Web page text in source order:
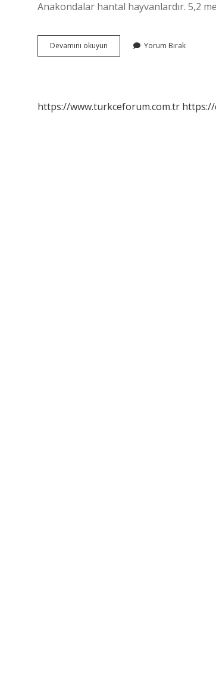
Anakondalar hantal hayvanlardır. 5,2
Devamını okuyun Dünyanın
En
Yorum Bırak
https://www.turkceforum.com.tr